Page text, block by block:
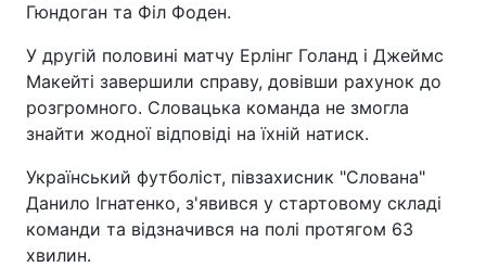
Гюндоган та Філ Фоден.
У другій половині матчу Ерлінг Голанд і Джеймс
Макейті завершили справу, довівши рахунок до
розгромного. Словацька команда не змогла
знайти жодної відповіді на їхній натиск.
Український футболіст, півзахисник "Слована"
Данило Ігнатенко, з'явився у стартовому складі
команди та відзначився на полі протягом 63
хвилин.